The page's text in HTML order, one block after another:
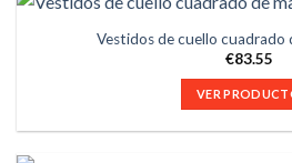
Vestidos de cuello cuadrado
€83.55
VER